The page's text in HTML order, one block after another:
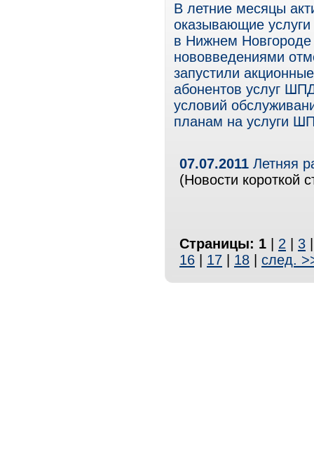
В летние месяцы
оказывающие услуги
в Нижнем
нововведениями
запустили
абонентов услуг
условий
планам на услуги
07.07.2011 Летняя
(Новости короткой
Страницы: 1 2 3
16
17 18 след.